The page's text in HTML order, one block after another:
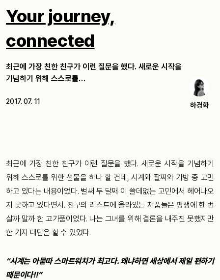
Your journey,
connected
최근에 가장 친한 친구가 이런 질문을 했다. 새로운 시작을
기념하기 위해 스스로를…
2017. 07. 11 하경화
최근에 가장 친한 친구가 이런 질문을 했다. 새로운 시작을 기념하기
위해 스스로를 위한 선물을 하나 할 건데, 시계와 팔찌와 가방 중 고민
하고 있다는 내용이었다. 벌써 두 달째 이 쓸데없는 고민에서 헤어나오
지 못하고 있다면서. 친구의 리스트에 올라있는 제품들은 평생에 한 번
살까 말까 한 고가품이었다. 나는 그녀를 위해 결론을 내주진 못했지만
한 가지 대답은 할 수 있었다.
“시계는 아묻따 스마트워치가 최고다. 왜냐하면 세상에서 제일 편하기
때문이다!!”